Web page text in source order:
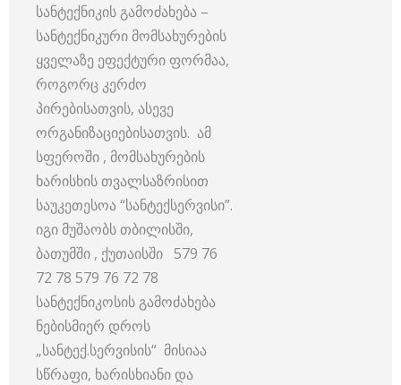
სანტექნიკის გამოძახება –
სანტექნიკური მომსახურების
ყველაზე ეფექტური ფორმაა,
როგორც კერძო
პირებისათვის, ასევე
ორგანიზაციებისათვის. ამ
სფეროში , მომსახურების
ხარისხის თვალსაზრისით
საუკეთესოა “სანტექსერვისი”.
იგი მუშაობს თბილისში,
ბათუმში , ქუთაისში 579 76
72 78 579 76 72 78
სანტექნიკოსის გამოძახება
ნებისმიერ დროს
„სანტექ.სერვისის“ მისიაა
სწრაფი, ხარისხიანი და